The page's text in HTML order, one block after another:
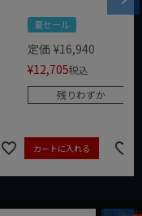
夏セール
定価 ¥16,940
¥12,705税込
残りわずか
カートに入れる